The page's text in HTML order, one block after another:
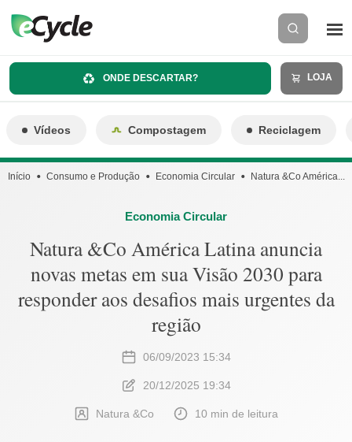
ONDE DESCARTAR? LOJA
Vídeos Compostagem Reciclagem
Início Consumo e Produção Economia Circular Natura &Co América...
Economia Circular
Natura &Co América Latina anuncia
novas metas em sua Visão 2030 para
responder aos desafios mais urgentes da
região
06/09/2023 15:34
20/12/2025 19:34
Natura &Co 10 min de leitura